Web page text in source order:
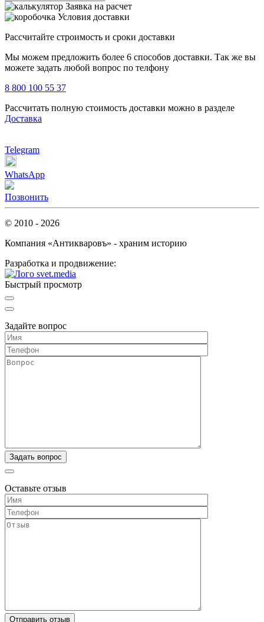
Заявка на расчет
Условия доставки
Рассчитайте строимость и сроки доставки
Мы можем предложить более 6 способов доставки. Так же вы
можете задать любой вопрос по телфону
8 800 100 55 37
Рассчитать полную стоимость доставки можно в разделе
Доставка
Telegram
WhatsApp
Позвонить
© 2010 - 2026
Компания «Антикваровъ» - храним историю
Разработка и продвижение:
Быстрый просмотр
Задайте вопрос
Оставьте отзыв